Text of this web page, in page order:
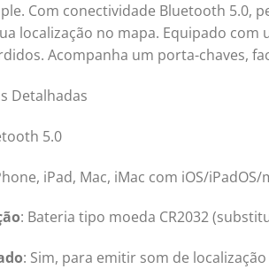
Com conectividade Bluetooth 5.0,
localização no mapa. Equipado com
Acompanha um porta-chaves,
Detalhadas
5.0
iPad, Mac, iMac com iOS/
: Bateria tipo moeda CR2032
: Sim, para emitir som de localização